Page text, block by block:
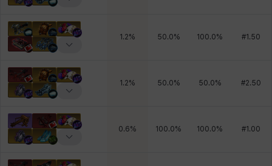
1.2% 50.0% 100.0% #1.50
1.2% 50.0% 50.0% #2.50
0.6% 100.0% 100.0% #1.00